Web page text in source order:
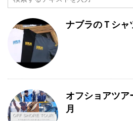
事
別
ナブラのＴシャ
オフショアツア
月